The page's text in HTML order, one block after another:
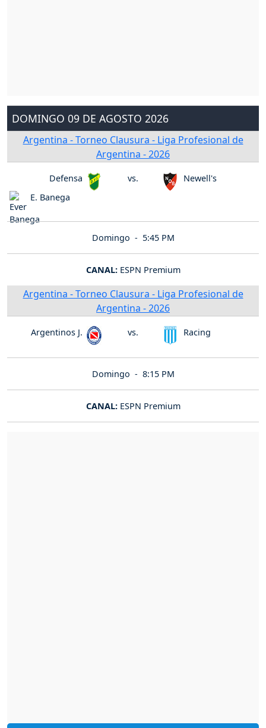
DOMINGO 09 DE AGOSTO 2026
Argentina - Torneo Clausura - Liga Profesional de
Argentina - 2026
Defensa
E. Banega
vs. Newell's
Domingo - 5:45 PM
CANAL: ESPN Premium
Argentina - Torneo Clausura - Liga Profesional de
Argentina - 2026
Argentinos J. vs. Racing
Domingo - 8:15 PM
CANAL: ESPN Premium